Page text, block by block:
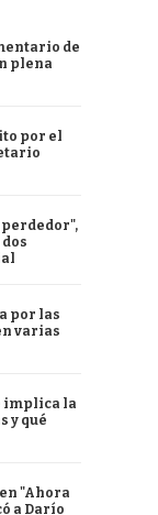
de
plena
por el
por las
varias
implica la
y qué
"Ahora
a Darío